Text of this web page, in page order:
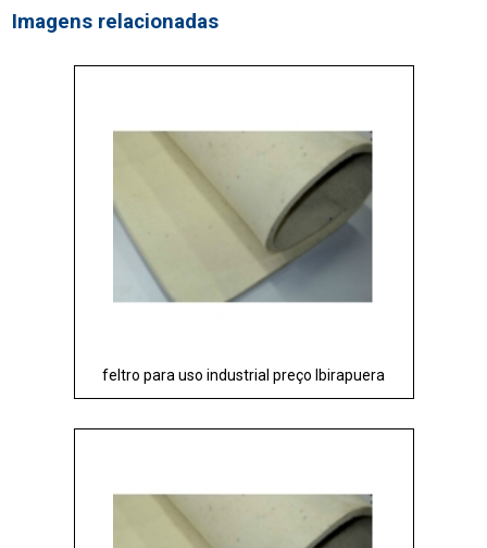
Imagens relacionadas
feltro para uso industrial preço Ibirapuera